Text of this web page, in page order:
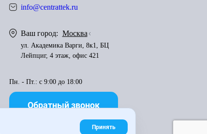
Принять
info@centrattek.ru
Ваш город: Москва
ул. Академика Варги, 8к1, БЦ
Лейпциг, 4 этаж, офис 421
Пн. - Пт.: с 9:00 до 18:00
Обратный звонок